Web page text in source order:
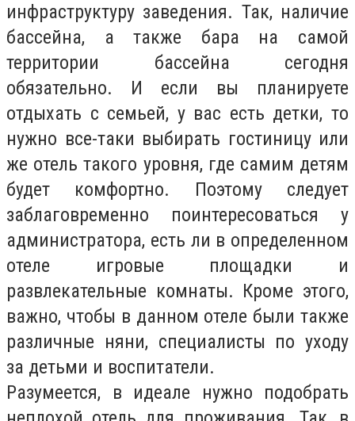
инфраструктуру заведения. Так, наличие
бассейна, а также бара на самой
территории бассейна сегодня
обязательно. И если вы планируете
отдыхать с семьей, у вас есть детки, то
нужно все-таки выбирать гостиницу или
же отель такого уровня, где самим детям
будет комфортно. Поэтому следует
заблаговременно поинтересоваться у
администратора, есть ли в определенном
отеле игровые площадки и
развлекательные комнаты. Кроме этого,
важно, чтобы в данном отеле были также
различные няни, специалисты по уходу
за детьми и воспитатели.
Разумеется, в идеале нужно подобрать